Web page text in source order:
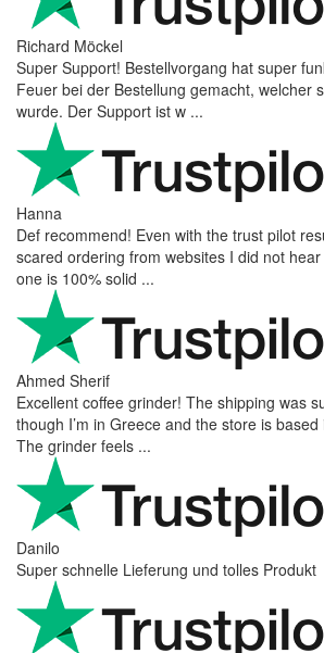
Richard Möckel
Super Support! Bestellvorgang hat super
Feuer bei der Bestellung gemacht, welcher
wurde. Der Support ist w ...
Hanna
Def recommend! Even with the trust pilot
scared ordering from websites I did not
one is 100% solid ...
Ahmed Sherif
Excellent coffee grinder! The shipping was
though I’m in Greece and the store is
The grinder feels ...
Danilo
Super schnelle Lieferung und tolles Produkt